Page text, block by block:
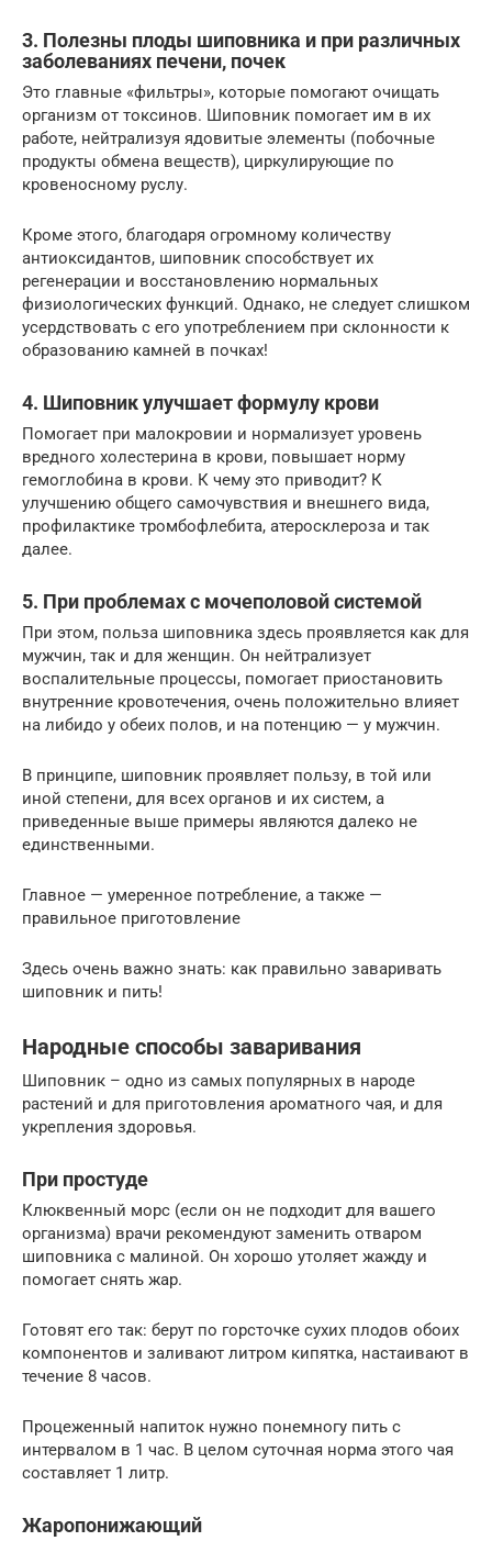
3. Полезны плоды шиповника и при различных
заболеваниях печени, почек
Это главные «фильтры», которые помогают очищать
организм от токсинов. Шиповник помогает им в их
работе, нейтрализуя ядовитые элементы (побочные
продукты обмена веществ), циркулирующие по
кровеносному руслу.
Кроме этого, благодаря огромному количеству
антиоксидантов, шиповник способствует их
регенерации и восстановлению нормальных
физиологических функций. Однако, не следует слишком
усердствовать с его употреблением при склонности к
образованию камней в почках!
4. Шиповник улучшает формулу крови
Помогает при малокровии и нормализует уровень
вредного холестерина в крови, повышает норму
гемоглобина в крови. К чему это приводит? К
улучшению общего самочувствия и внешнего вида,
профилактике тромбофлебита, атеросклероза и так
далее.
5. При проблемах с мочеполовой системой
При этом, польза шиповника здесь проявляется как для
мужчин, так и для женщин. Он нейтрализует
воспалительные процессы, помогает приостановить
внутренние кровотечения, очень положительно влияет
на либидо у обеих полов, и на потенцию — у мужчин.
В принципе, шиповник проявляет пользу, в той или
иной степени, для всех органов и их систем, а
приведенные выше примеры являются далеко не
единственными.
Главное — умеренное потребление, а также —
правильное приготовление
Здесь очень важно знать: как правильно заваривать
шиповник и пить!
Народные способы заваривания
Шиповник – одно из самых популярных в народе
растений и для приготовления ароматного чая, и для
укрепления здоровья.
При простуде
Клюквенный морс (если он не подходит для вашего
организма) врачи рекомендуют заменить отваром
шиповника с малиной. Он хорошо утоляет жажду и
помогает снять жар.
Готовят его так: берут по горсточке сухих плодов обоих
компонентов и заливают литром кипятка, настаивают в
течение 8 часов.
Процеженный напиток нужно понемногу пить с
интервалом в 1 час. В целом суточная норма этого чая
составляет 1 литр.
Жаропонижающий